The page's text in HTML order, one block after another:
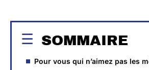
SOMMAIRE
Pour vous qui n’aimez pas les